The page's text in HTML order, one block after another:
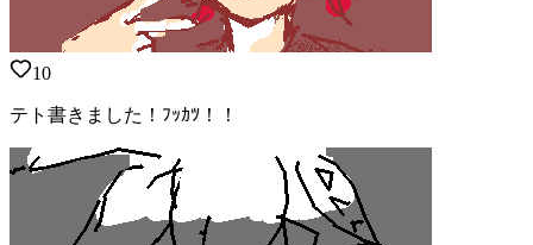
10
テト書きました！ﾌｯｶﾂ！！